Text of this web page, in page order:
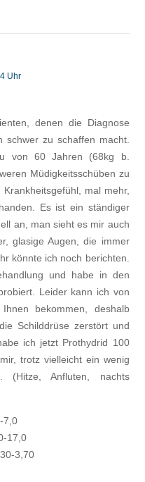
Uhr
denen die Diagnose
schwer zu schaffen macht.
von 60 Jahren (68kg b.
Müdigkeitsschüben zu
mal mehr,
Es ist ein ständiger
an, man sieht es mir auch
glasige Augen, die immer
könnte ich noch berichten.
und habe in den
Leider kann ich von
bekommen, deshalb
Schilddrüse zerstört und
ich jetzt Prothydrid 100
trotz vielleicht ein wenig
(Hitze, Anfluten, nachts
7,0
17,0
3,70